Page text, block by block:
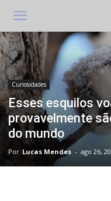
Curiosidades
Esses esquilos
provavelmente
do mundo
Por Lucas Mendes - ago 26,